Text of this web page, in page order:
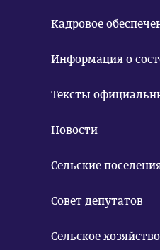
Кадровое
Информация о
Тексты
Новости
Сельские
Совет депутатов
Сельское хозяйство